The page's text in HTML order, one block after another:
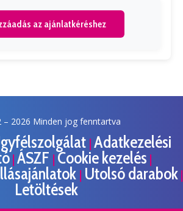
az ajánlatkéréshez
– 2026 Minden jog fenntartva
| Adatkezelési
| ÁSZF | Cookie kezelés |
| Utolsó darabok|
Letöltések